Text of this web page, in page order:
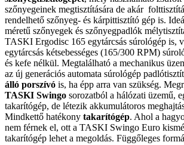
szőnyegeinek megtisztítására de akár
rendelhető szőnyeg- és kárpittisztító gép is.
méretű szőnyegek és szőnyegpadlók
TASKI Ergodisc 165 egytárcsás súrológép is,
egytárcsás kétsebességes (165/300 RPM)
és kefe nélkül. Megtalálható a mechanikus
az új generációs automata súrológép
álló porszívó is, ha épp arra van szükség.
TASKI Swingo sorozatból a hálózati üzemű,
takarítógép, de létezik akkumulátoros
Mindkettő hatékony takarítógép. Ahol a
nem férnek el, ott a TASKI Swingo Euro
takarítógép lehet a megoldás. Függőleges